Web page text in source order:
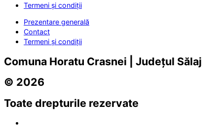
Termeni și condiții
Prezentare generală
Contact
Termeni și condiții
Comuna Horatu Crasnei | Județul Sălaj
© 2026
Toate drepturile rezervate